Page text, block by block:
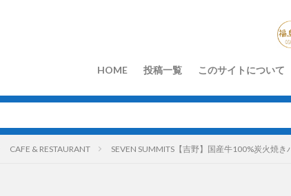
HOME 投稿一覧 このサイトについて
CAFE & RESTAURANT SEVEN SUMMITS【吉野】国産牛100%炭火焼き